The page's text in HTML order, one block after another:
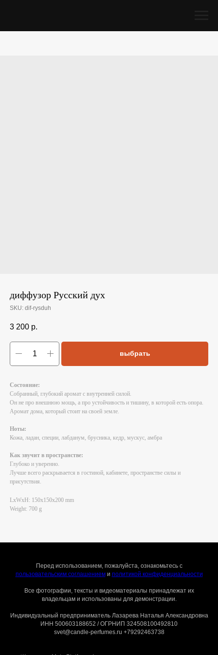
диффузор Русский дух
SKU: dif-rysduh
3 200 р.
выбрать
Состояние:
Собранный, глубокий аромат с внутренней силой.
Он не про внешнюю мощь, а про устойчивость и тишину, в которой есть опора.
Аромат дома, который стоит на своей земле.
Ноты:
Кожа, ладан, специи, лабданум, брусника, кедр, мускус, амбра
Как звучит в пространстве:
Глубоко и уверенно.
Лучше всего раскрывается в гостиной, кабинете, пространстве силы и
присутствия.
LxWxH: 150x150x200 mm
Weight: 700 g
Перед использованием, пожалуйста, ознакомьтесь с
пользовательским соглашениеми политикой конфиденциальности
Все фотографии, тексты и видеоматериалы принадлежат их
владельцам и использованы для демонстрации.
Индивидуальный предприниматель Лазарева Наталья Александровна
ИНН 500603188652 / ОГРНИП 324508100492810
svet@candle-perfumes.ru +79292463738